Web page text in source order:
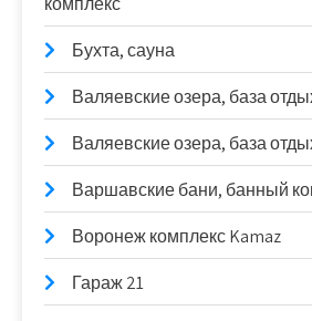
Бухта, сауна
Валяевские озера, база
Валяевские озера, база
Варшавские бани, банный
Воронеж комплекс Kamaz
Гараж 21